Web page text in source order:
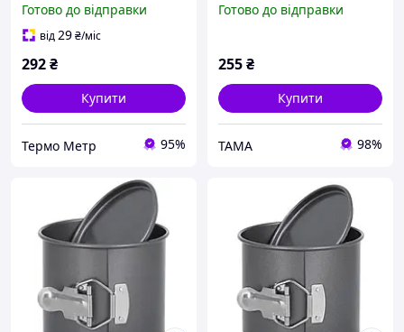
Готово до відправки
від29₴/міс
292₴
Купити
Термо Метр 95%
шт., металеві Пасочниці
Готово до відправки
255₴
Купити
TAMA 98%